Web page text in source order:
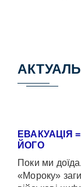
ЕВАКУАЦІЯ
ЙОГО
Поки ми
«Мороку»